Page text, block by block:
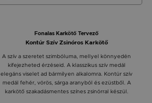
Fonalas Karkötő Tervező
Kontúr Szív Zsinóros Karkötő
A szív a szeretet szimbóluma, mellyel könnyedén
kifejezheted érzéseid. A klasszikus szív medál
elegáns viselet ad bármilyen alkalomra. Kontúr szív
medál fehér, vörös, sárga aranyból és ezüstből. A
karkötő szakadásmentes színes zsinórral készül.